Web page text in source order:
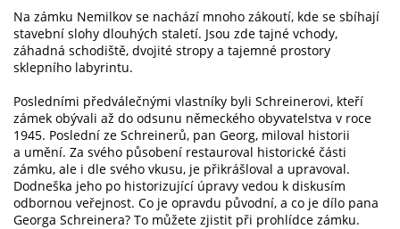
Na zámku Nemilkov se nachází mnoho zákoutí, kde se sbíhají
stavební slohy dlouhých staletí. Jsou zde tajné vchody,
záhadná schodiště, dvojité stropy a tajemné prostory
sklepního labyrintu.
Posledními předválečnými vlastníky byli Schreinerovi, kteří
zámek obývali až do odsunu německého obyvatelstva v roce
1945. Poslední ze Schreinerů, pan Georg, miloval historii
a umění. Za svého působení restauroval historické části
zámku, ale i dle svého vkusu, je přikrášloval a upravoval.
Dodneška jeho po historizující úpravy vedou k diskusím
odbornou veřejnost. Co je opravdu původní, a co je dílo pana
Georga Schreinera? To můžete zjistit při prohlídce zámku.